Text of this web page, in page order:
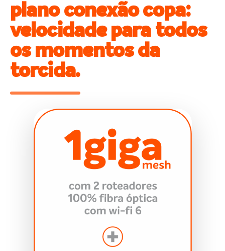
plano conexão copa:
velocidade para todos
os momentos da
torcida.